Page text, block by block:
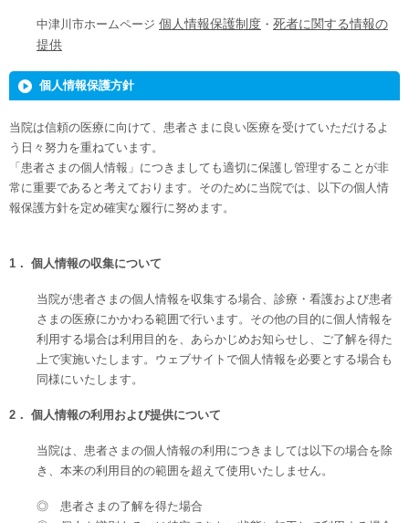
中津川市ホームページ 個人情報保護制度 ・ 死者に関する情報の
提供
個人情報保護方針
当院は信頼の医療に向けて、患者さまに良い医療を受けていただけるよ
う日々努力を重ねています。
「患者さまの個人情報」につきましても適切に保護し管理することが非
常に重要であると考えております。そのために当院では、以下の個人情
報保護方針を定め確実な履行に努めます。
1． 個人情報の収集について
当院が患者さまの個人情報を収集する場合、診療・看護および患者
さまの医療にかかわる範囲で行います。その他の目的に個人情報を
利用する場合は利用目的を、あらかじめお知らせし、ご了解を得た
上で実施いたします。ウェブサイトで個人情報を必要とする場合も
同様にいたします。
2． 個人情報の利用および提供について
当院は、患者さまの個人情報の利用につきましては以下の場合を除
き、本来の利用目的の範囲を超えて使用いたしません。
◎ 患者さまの了解を得た場合